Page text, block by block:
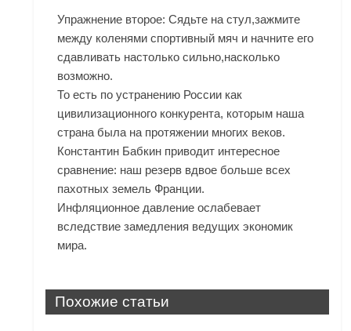
Упражнение второе: Сядьте на стул,зажмите
между коленями спортивный мяч и начните его
сдавливать настолько сильно,насколько
возможно.
То есть по устранению России как
цивилизационного конкурента, которым наша
страна была на протяжении многих веков.
Константин Бабкин приводит интересное
сравнение: наш резерв вдвое больше всех
пахотных земель Франции.
Инфляционное давление ослабевает
вследствие замедления ведущих экономик
мира.
Похожие статьи